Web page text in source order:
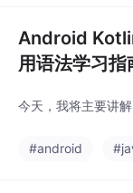
Android
用语法学习指
今天，我将主要讲
#android